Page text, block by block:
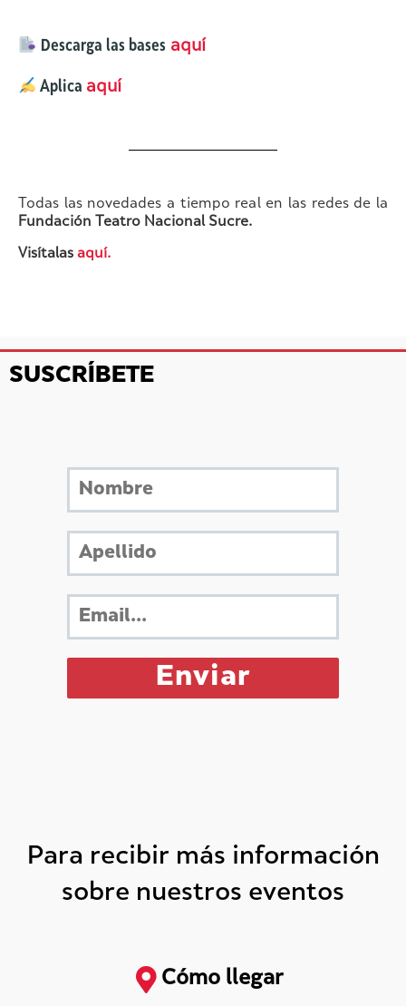
Descarga las bases aquí
Aplica aquí
Todas las novedades a tiempo real en las redes de la
Fundación Teatro Nacional Sucre.
Visítalas aquí.
SUSCRÍBETE
Para recibir más información
sobre nuestros eventos
Cómo llegar